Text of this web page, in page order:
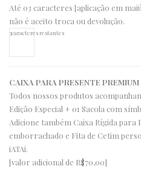
Até 03 caracteres [aplicação em
não é aceito troca ou devolução.
3caracteres restantes
CAIXA PARA PRESENTE PREMIUM
Todos nossos produtos
Edição Especial + 01 Sacola com
Adicione também Caixa Rígida
emborrachado e Fita de Cetim
iATAi.
[valor adicional de R$70,00]